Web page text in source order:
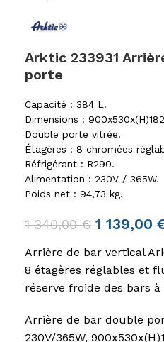
Arktic 233931
porte
Capacité : 384 L.
Dimensions :
Double porte vitrée.
Étagères : 8 chromées
Réfrigérant : R290.
Alimentation : 230V / 365W.
Poids net : 94,73 kg.
1 340,00€ 1 139,00
Arrière de bar vertical
8 étagères réglables et
réserve froide des bars
Arrière de bar double
230V/365W,